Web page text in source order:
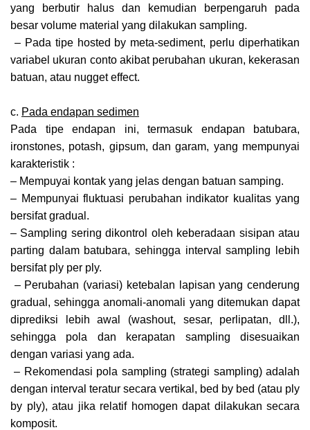
yang berbutir halus dan kemudian berpengaruh pada
besar volume material yang dilakukan sampling.
– Pada tipe hosted by meta-sediment, perlu diperhatikan
variabel ukuran conto akibat perubahan ukuran, kekerasan
batuan, atau nugget effect.
c. Pada endapan sedimen
Pada tipe endapan ini, termasuk endapan batubara,
ironstones, potash, gipsum, dan garam, yang mempunyai
karakteristik :
– Mempuyai kontak yang jelas dengan batuan samping.
– Mempunyai fluktuasi perubahan indikator kualitas yang
bersifat gradual.
– Sampling sering dikontrol oleh keberadaan sisipan atau
parting dalam batubara, sehingga interval sampling lebih
bersifat ply per ply.
– Perubahan (variasi) ketebalan lapisan yang cenderung
gradual, sehingga anomali-anomali yang ditemukan dapat
diprediksi lebih awal (washout, sesar, perlipatan, dll.),
sehingga pola dan kerapatan sampling disesuaikan
dengan variasi yang ada.
– Rekomendasi pola sampling (strategi sampling) adalah
dengan interval teratur secara vertikal, bed by bed (atau ply
by ply), atau jika relatif homogen dapat dilakukan secara
komposit.